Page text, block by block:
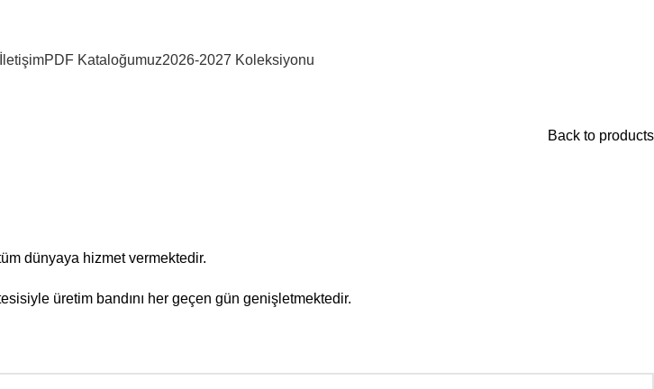
İletişimPDF Kataloğumuz2026-2027 Koleksiyonu
Back to products
dünyaya hizmet vermektedir.
üretim bandını her geçen gün genişletmektedir.